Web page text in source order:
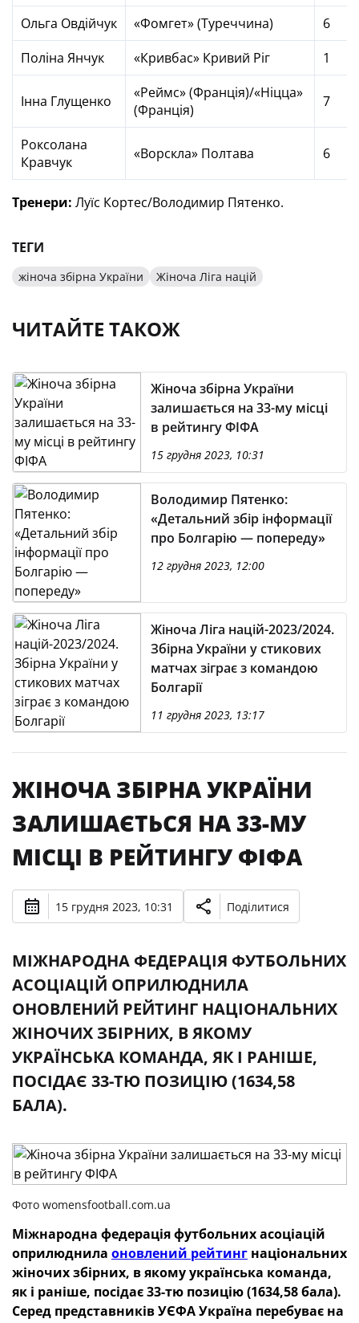
Ольга Овдійчук
«Фомгет» (Туреччина)
6
Поліна Янчук
«Кривбас» Кривий Ріг 1
Інна Глущенко
«Реймс» (Франція)/«Ніцца»
(Франція)
7
Роксолана
Кравчук
«Ворскла» Полтава 6
Тренери: Луїс Кортес/Володимир Пятенко.
ТЕГИ
жіноча збірна України Жіноча Ліга націй
ЧИТАЙТЕ ТАКОЖ
Жіноча збірна України
залишається на 33-му місці
в рейтингу ФІФА
15 грудня 2023, 10:31
Володимир Пятенко:
«Детальний збір інформації
про Болгарію — попереду»
12 грудня 2023, 12:00
Жіноча Ліга націй-2023/2024.
Збірна України у стикових
матчах зіграє з командою
Болгарії
11 грудня 2023, 13:17
ЖІНОЧА ЗБІРНА УКРАЇНИ
ЗАЛИШАЄТЬСЯ НА 33-МУ
МІСЦІ В РЕЙТИНГУ ФІФА
15 грудня 2023, 10:31 Поділитися
МІЖНАРОДНА ФЕДЕРАЦІЯ ФУТБОЛЬНИХ
АСОЦІАЦІЙ ОПРИЛЮДНИЛА
ОНОВЛЕНИЙ РЕЙТИНГ НАЦІОНАЛЬНИХ
ЖІНОЧИХ ЗБІРНИХ, В ЯКОМУ
УКРАЇНСЬКА КОМАНДА, ЯК І РАНІШЕ,
ПОСІДАЄ 33-ТЮ ПОЗИЦІЮ (1634,58
БАЛА).
Фото womensfootball.com.ua
Міжнародна федерація футбольних асоціацій
оприлюднила оновлений рейтинг національних
жіночих збірних, в якому українська команда,
як і раніше, посідає 33-тю позицію (1634,58 бала).
Серед представників УЄФА Україна перебуває на